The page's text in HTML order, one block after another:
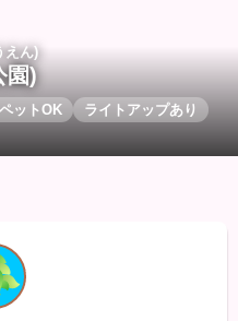
えん)
園)
ペットOK ライトアップあり